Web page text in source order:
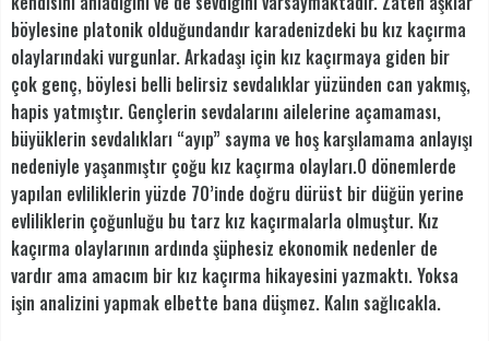
böylesine platonik olduğundandır karadenizdeki bu kız kaçırma
olaylarındaki vurgunlar. Arkadaşı için kız kaçırmaya giden bir
çok genç, böylesi belli belirsiz sevdalıklar yüzünden can yakmış,
hapis yatmıştır. Gençlerin sevdalarını ailelerine açamaması,
büyüklerin sevdalıkları “ayıp” sayma ve hoş karşılamama anlayışı
nedeniyle yaşanmıştır çoğu kız kaçırma olayları.O dönemlerde
yapılan evliliklerin yüzde 70’inde doğru dürüst bir düğün yerine
evliliklerin çoğunluğu bu tarz kız kaçırmalarla olmuştur. Kız
kaçırma olaylarının ardında şüphesiz ekonomik nedenler de
vardır ama amacım bir kız kaçırma hikayesini yazmaktı. Yoksa
işin analizini yapmak elbette bana düşmez. Kalın sağlıcakla.